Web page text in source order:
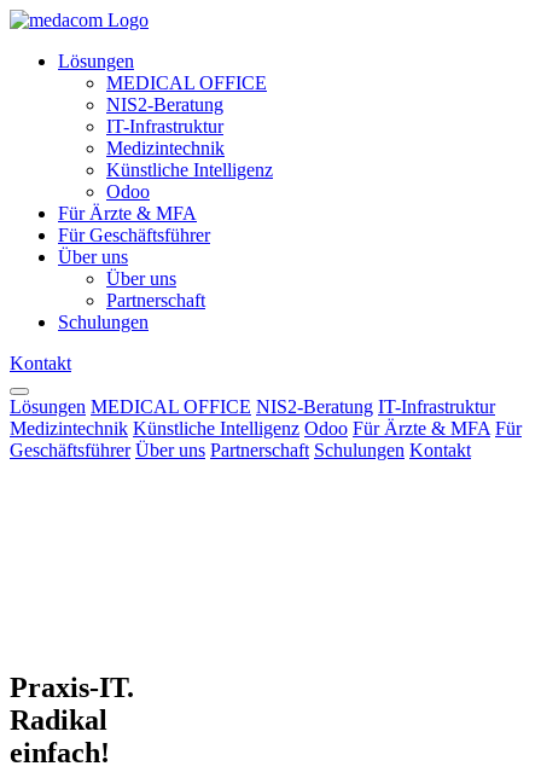
Lösungen
MEDICAL OFFICE
NIS2-Beratung
IT-Infrastruktur
Medizintechnik
Künstliche Intelligenz
Odoo
Für Ärzte & MFA
Für Geschäftsführer
Über uns
Über uns
Partnerschaft
Schulungen
Kontakt
Lösungen MEDICAL OFFICE NIS2-Beratung IT-Infrastruktur
Medizintechnik Künstliche Intelligenz Odoo Für Ärzte & MFA Für
Geschäftsführer Über uns Partnerschaft Schulungen Kontakt
Praxis-IT.
Radikal
einfach!